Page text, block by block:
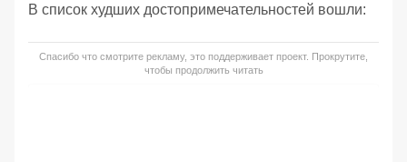
В список худших достопримечательностей вошли:
Спасибо что смотрите рекламу, это поддерживает проект. Прокрутите,
чтобы продолжить читать